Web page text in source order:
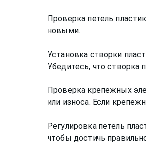
Проверка петель
новыми.
Установка створки
Убедитесь, что створка
Проверка крепежных
или износа. Если
Регулировка петель
чтобы достичь